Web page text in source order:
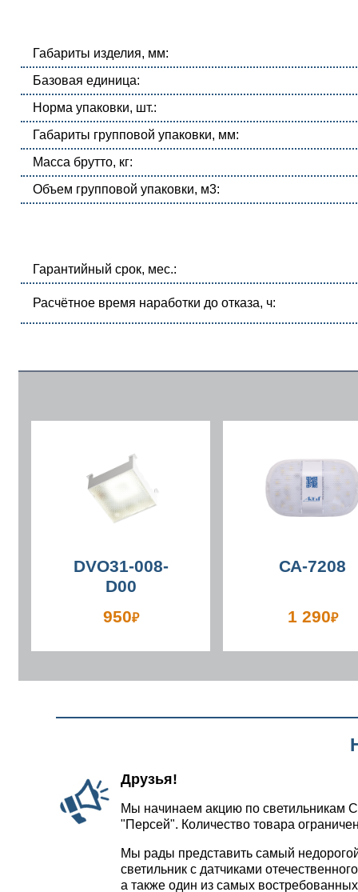
Габариты изделия, мм:
Базовая единица:
Норма упаковки, шт.:
Габариты групповой упаковки, мм:
Масса брутто, кг:
Объем групповой упаковки, м3:
Гарантийный срок, мес.:
Расчётное время наработки до отказа, ч:
DVO31-008-
D00
950₽
СА-7208
1 290₽
Друзья!
Мы начинаем акцию по светильникам
"Персей". Количество товара
Мы рады представить самый
светильник с датчиками
а также один из самых